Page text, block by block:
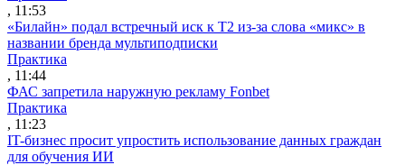
, 11:53
«Билайн» подал встречный иск к Т2 из-за слова «микс» в
названии бренда мультиподписки
Практика
, 11:44
ФАС запретила наружную рекламу Fonbet
Практика
, 11:23
IT-бизнес просит упростить использование данных граждан
для обучения ИИ